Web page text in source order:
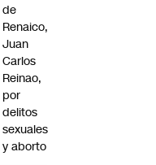
de
Renaico,
Juan
Carlos
Reinao,
por
delitos
sexuales
y aborto